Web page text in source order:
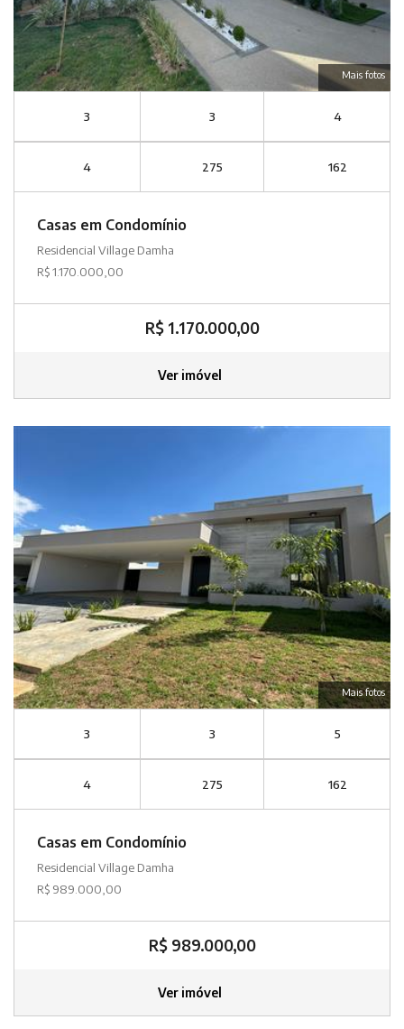
Mais fotos
3 3 4
4 275 162
Casas em Condomínio
Residencial Village Damha
R$ 1.170.000,00
R$ 1.170.000,00
Ver imóvel
Mais fotos
3 3 5
4 275 162
Casas em Condomínio
Residencial Village Damha
R$ 989.000,00
R$ 989.000,00
Ver imóvel